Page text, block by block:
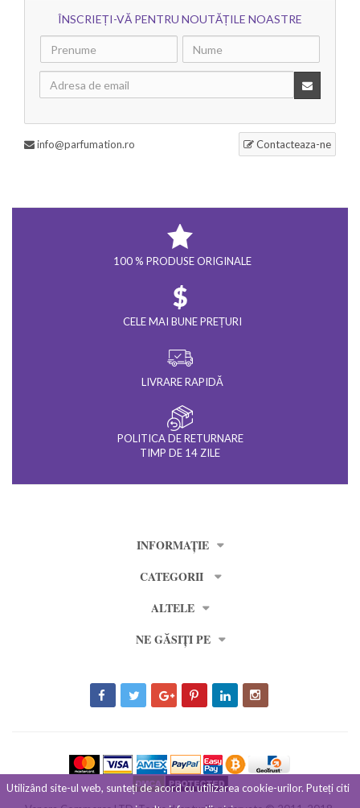
Utilizând site-ul web, sunteți de acord cu utilizarea cookie-urilor. Puteți citi
ÎNSCRIEȚI-VĂ PENTRU NOUTĂȚILE NOASTRE
Contacteaza-ne
info@parfumation.ro
100 % PRODUSE ORIGINALE
CELE MAI BUNE PREȚURI
LIVRARE RAPIDĂ
POLITICA DE RETURNARE
TIMP DE 14 ZILE
INFORMAȚIE
CATEGORII
ALTELE
NE GĂSIȚI PE